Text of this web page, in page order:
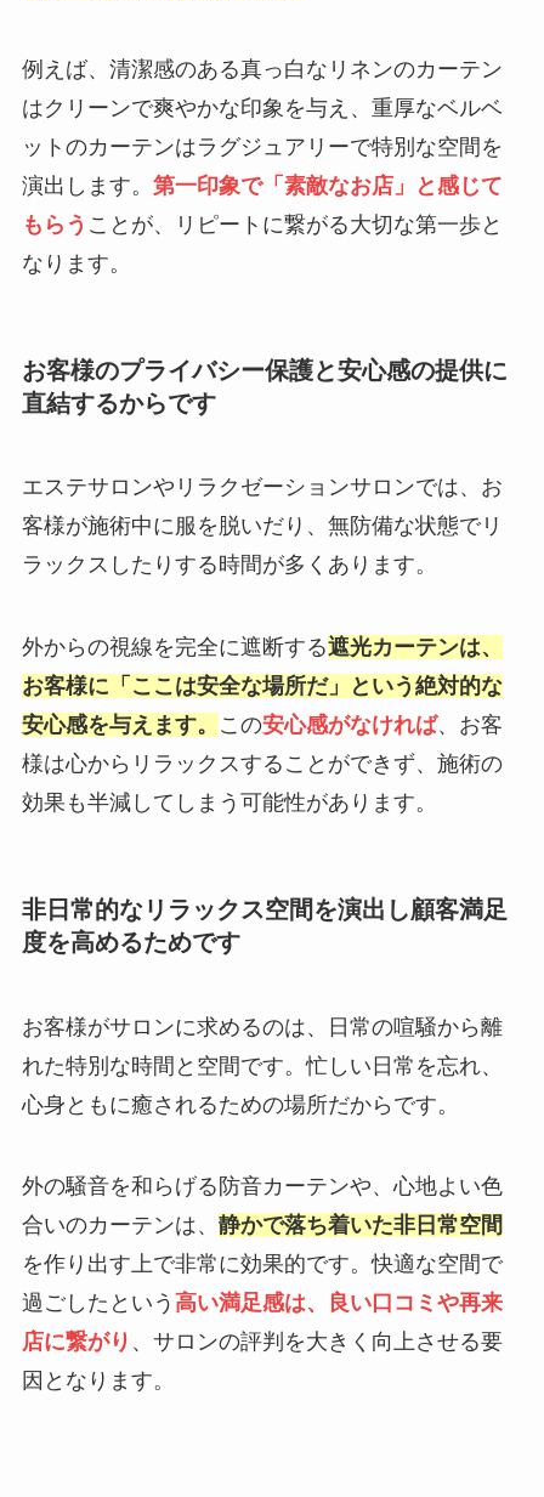
例えば、清潔感のある真っ白なリネンのカーテン
はクリーンで爽やかな印象を与え、重厚なベルベ
ットのカーテンはラグジュアリーで特別な空間を
演出します。 第一印象で「素敵なお店」と感じて
もらう ことが、リピートに繋がる大切な第一歩と
なります。
お客様のプライバシー保護と安心感の提供に
直結するからです
エステサロンやリラクゼーションサロンでは、お
客様が施術中に服を脱いだり、無防備な状態でリ
ラックスしたりする時間が多くあります。
外からの視線を完全に遮断する遮光カーテンは、
お客様に「ここは安全な場所だ」という絶対的な
安心感を与えます。
この安心感がなければ、お客
様は心からリラックスすることができず、施術の
効果も半減してしまう可能性があります。
非日常的なリラックス空間を演出し顧客満足
度を高めるためです
お客様がサロンに求めるのは、日常の喧騒から離
れた特別な時間と空間です。忙しい日常を忘れ、
心身ともに癒されるための場所だからです。
外の騒音を和らげる防音カーテンや、心地よい色
合いのカーテンは、 静かで落ち着いた非日常空間
を作り出す上で非常に効果的です。快適な空間で
過ごしたという 高い満足感は、良い口コミや再来
店に繋がり 、サロンの評判を大きく向上させる要
因となります。